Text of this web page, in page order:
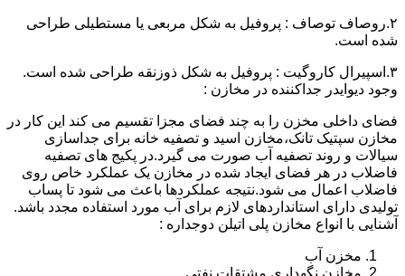
۲.روصاف توصاف : پروفیل به شکل مربعی یا مستطیلی طراحی
شده است.
۳.اسپیرال کاروگیت : پروفیل به شکل ذوزنقه طراحی شده است.
وجود دیوایدر جداکننده در مخازن :
فضای داخلی مخزن را به چند فضای مجزا تقسیم می کند این کار در
مخازن سپتیک تانک،مخازن اسید و تصفیه خانه برای جداسازی
سیالات و روند تصفیه آب صورت می گیرد.در پکیج های تصفیه
فاضلاب در هر فضای ایجاد شده در مخازن یک عملکرد خاص روی
فاضلاب اعمال می شود.نتیجه عملکردها باعث می شود تا پساب
تولیدی دارای استانداردهای لازم برای آب مورد استفاده مجدد باشد.
آشنایی با انواع مخازن پلی اتیلن دوجداره :
مخزن آب
مخازن نگهداری مشتقات نفتی